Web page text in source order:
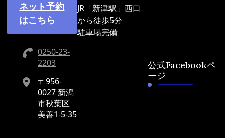
ネット予約
はこちら
0250-23-
2203
〒956-
0027 新潟
市秋葉区
美善1-5-35
JR「新津駅」西口
から徒歩5分
駐車場完備
公式Facebookペ
ージ